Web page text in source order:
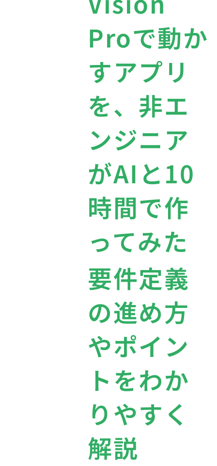
Proで動か
すアプリ
を、非エ
ンジニア
がAIと10
時間で作
ってみた
要件定義
の進め方
やポイン
トをわか
りやすく
解説